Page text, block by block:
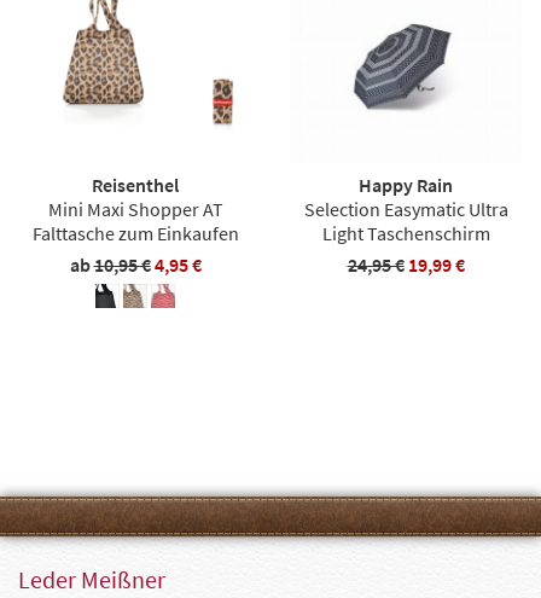
Reisenthel
Mini Maxi Shopper AT
Falttasche zum Einkaufen
ab10,95 €4,95 €
Happy Rain
Selection Easymatic Ultra
Light Taschenschirm
24,95 € 19,99 €
Leder Meißner